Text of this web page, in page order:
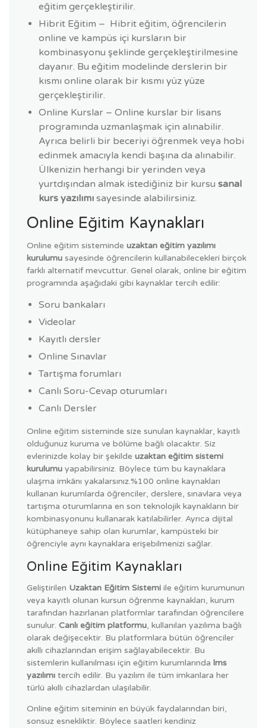
eğitim gerçekleştirilir.
Hibrit Eğitim – Hibrit eğitim, öğrencilerin
online ve kampüs içi kursların bir
kombinasyonu şeklinde gerçekleştirilmesine
dayanır. Bu eğitim modelinde derslerin bir
kısmı online olarak bir kısmı yüz yüze
gerçekleştirilir.
Online Kurslar – Online kurslar bir lisans
programında uzmanlaşmak için alınabilir.
Ayrıca belirli bir beceriyi öğrenmek veya hobi
edinmek amacıyla kendi başına da alınabilir.
Ülkenizin herhangi bir yerinden veya
yurtdışından almak istediğiniz bir kursu sanal
kurs yazılımı sayesinde alabilirsiniz.
Online Eğitim Kaynakları
Online eğitim sisteminde uzaktan eğitim yazılımı
kurulumu sayesinde öğrencilerin kullanabilecekleri birçok
farklı alternatif mevcuttur. Genel olarak, online bir eğitim
programında aşağıdaki gibi kaynaklar tercih edilir:
Soru bankaları
Videolar
Kayıtlı dersler
Online Sınavlar
Tartışma forumları
Canlı Soru-Cevap oturumları
Canlı Dersler
Online eğitim sisteminde size sunulan kaynaklar, kayıtlı
olduğunuz kuruma ve bölüme bağlı olacaktır. Siz
evlerinizde kolay bir şekilde uzaktan eğitim sistemi
kurulumu yapabilirsiniz. Böylece tüm bu kaynaklara
ulaşma imkânı yakalarsınız.%100 online kaynakları
kullanan kurumlarda öğrenciler, derslere, sınavlara veya
tartışma oturumlarına en son teknolojik kaynakların bir
kombinasyonunu kullanarak katılabilirler. Ayrıca dijital
kütüphaneye sahip olan kurumlar, kampüsteki bir
öğrenciyle aynı kaynaklara erişebilmenizi sağlar.
Online Eğitim Kaynakları
Geliştirilen Uzaktan Eğitim Sistemi ile eğitim kurumunun
veya kayıtlı olunan kursun öğrenme kaynakları, kurum
tarafından hazırlanan platformlar tarafından öğrencilere
sunulur. Canlı eğitim platformu, kullanılan yazılıma bağlı
olarak değişecektir. Bu platformlara bütün öğrenciler
akıllı cihazlarından erişim sağlayabilecektir. Bu
sistemlerin kullanılması için eğitim kurumlarında lms
yazılımı tercih edilir. Bu yazılım ile tüm imkanlara her
türlü akıllı cihazlardan ulaşılabilir.
Online eğitim siteminin en büyük faydalarından biri,
sonsuz esnekliktir. Böylece saatleri kendiniz